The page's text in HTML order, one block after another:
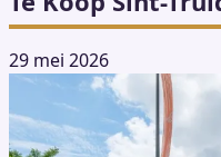
29 mei 2026